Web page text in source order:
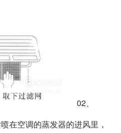
02、
在空调的蒸发器的进风里，